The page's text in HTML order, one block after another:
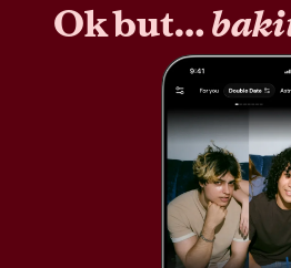
Ok but…